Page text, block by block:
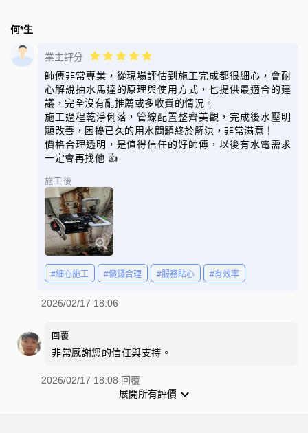
何*生
業主評分
師傅非常專業，從現場評估到施工完成都很細心，會耐
心解說抽水馬達的原理與使用方式，也提供最適合的建
議，完全沒有亂推薦或多收費的情況。
施工過程乾淨俐落，管線配置整齊美觀，完成後水壓明
顯改善，困擾已久的用水問題終於解決，非常滿意！
價格合理透明，是值得信任的好師傅，以後有水電需求
一定會再找他 👍
施工後
#細心施工 #價錢合理 #服務貼心 #有效率
2026/02/17 18:06
回覆
非常感謝您的信任與支持。
2026/02/17 18:08 回覆
展開所有評價